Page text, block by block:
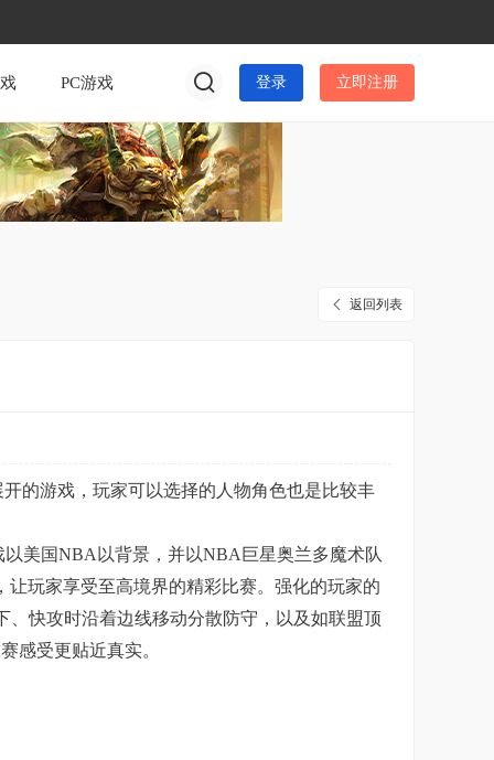
PC游戏 登录 立即注册
返回列表
的游戏，玩家可以选择的人物角色也是比较丰
美国NBA以背景，并以NBA巨星奥兰多魔术队
玩家享受至高境界的精彩比赛。强化的玩家的
快攻时沿着边线移动分散防守，以及如联盟顶
感受更贴近真实。